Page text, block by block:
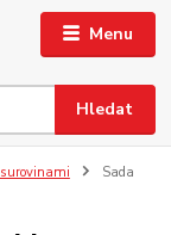
Menu
Hledat
Sada